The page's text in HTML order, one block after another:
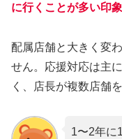
に行く ことが多い印象
配属店舗と大きく変
せん。応援対応は主
く、店長が複数店舗
1〜2年に